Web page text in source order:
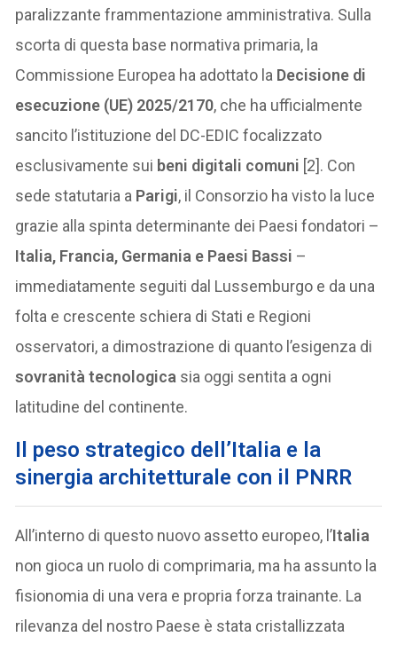
paralizzante frammentazione amministrativa. Sulla
scorta di questa base normativa primaria, la
Commissione Europea ha adottato la Decisione di
esecuzione (UE) 2025/2170, che ha ufficialmente
sancito l’istituzione del DC-EDIC focalizzato
esclusivamente sui beni digitali comuni [2]. Con
sede statutaria a Parigi, il Consorzio ha visto la luce
grazie alla spinta determinante dei Paesi fondatori –
Italia, Francia, Germania e Paesi Bassi –
immediatamente seguiti dal Lussemburgo e da una
folta e crescente schiera di Stati e Regioni
osservatori, a dimostrazione di quanto l’esigenza di
sovranità tecnologica sia oggi sentita a ogni
latitudine del continente.
Il peso strategico dell’Italia e la
sinergia architetturale con il PNRR
All’interno di questo nuovo assetto europeo, l’Italia
non gioca un ruolo di comprimaria, ma ha assunto la
fisionomia di una vera e propria forza trainante. La
rilevanza del nostro Paese è stata cristallizzata